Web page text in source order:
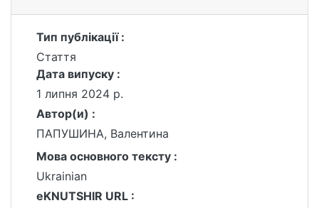
Тип публікації :
Стаття
Дата випуску :
1 липня 2024 р.
Автор(и) :
ПАПУШИНА, Валентина
Мова основного тексту :
Ukrainian
eKNUTSHIR URL :